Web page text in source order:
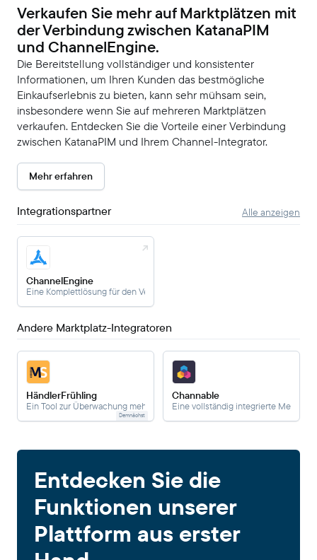
Verkaufen Sie mehr auf Marktplätzen mit
der Verbindung zwischen KatanaPIM
und ChannelEngine.
Die Bereitstellung vollständiger und konsistenter
Informationen, um Ihren Kunden das bestmögliche
Einkaufserlebnis zu bieten, kann sehr mühsam sein,
insbesondere wenn Sie auf mehreren Marktplätzen
verkaufen. Entdecken Sie die Vorteile einer Verbindung
zwischen KatanaPIM und Ihrem Channel-Integrator.
Mehr erfahren
Integrationspartner Alle anzeigen
ChannelEngine
Eine Komplettlösung für den Verkauf auf den größten Marktplätzen.
Andere Marktplatz-Integratoren
Demnächst
HändlerFrühling
Ein Tool zur Überwachung mehrerer Marktplätze.
Channable
Eine vollständig integrierte Methode
Entdecken Sie die
Funktionen unserer
Plattform aus erster